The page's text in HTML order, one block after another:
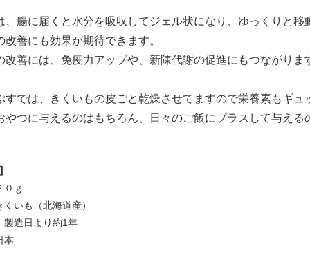
、腸に届くと水分を吸収してジェル状になり、ゆっくりと移
改善にも効果が期待できます。
改善には、免疫力アップや、新陳代謝の促進にもつながりま
すでは、きくいもの皮ごと乾燥させてますので栄養素もギュ
やつに与えるのはもちろん、日々のご飯にプラスして与える
０ｇ
いも（北海道産）
製造日より約1年
本